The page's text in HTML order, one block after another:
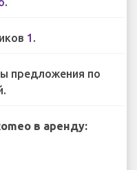
1 .
предложения по
в аренду: